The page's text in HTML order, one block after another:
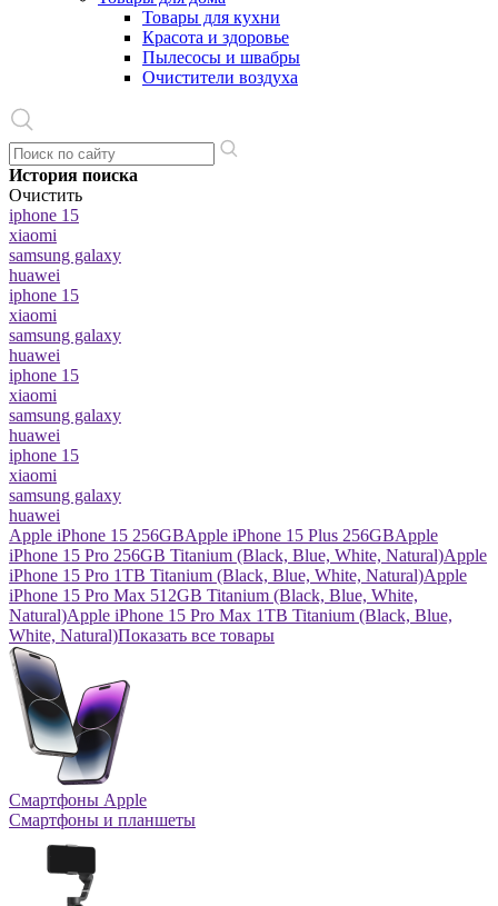
Товары для кухни
Красота и здоровье
Пылесосы и швабры
Очистители воздуха
История поиска
Очистить
iphone 15
xiaomi
samsung galaxy
huawei
iphone 15
xiaomi
samsung galaxy
huawei
iphone 15
xiaomi
samsung galaxy
huawei
iphone 15
xiaomi
samsung galaxy
huawei
Apple iPhone 15 256GBApple iPhone 15 Plus 256GBApple
iPhone 15 Pro 256GB Titanium (Black, Blue, White, Natural)Apple
iPhone 15 Pro 1TB Titanium (Black, Blue, White, Natural)Apple
iPhone 15 Pro Max 512GB Titanium (Black, Blue, White,
Natural)Apple iPhone 15 Pro Max 1TB Titanium (Black, Blue,
White, Natural)Показать все товары
Смартфоны Apple
Смартфоны и планшеты